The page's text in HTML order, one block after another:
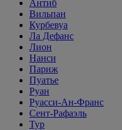
Антиб
Вильпан
Курбевуа
Ла Дефанс
Лион
Нанси
Париж
Пуатье
Руан
Руасси-Ан-Франс
Сент-Рафаэль
Тур